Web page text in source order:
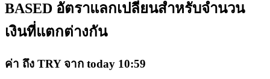
เป็นเทรดเดอร์คัดลอก
BASED อัตราแลกเปลี่ยนสำหรับจำนวน
เงินที่แตกต่างกัน
ค่า ถึง TRY จาก today 10:59